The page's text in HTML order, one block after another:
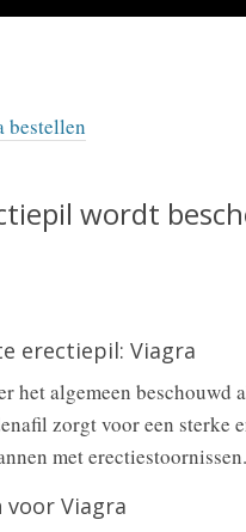
bestellen
wordt
erectiepil: Viagra
het algemeen
zorgt voor een sterke
met erectiestoornissen.
Viagra